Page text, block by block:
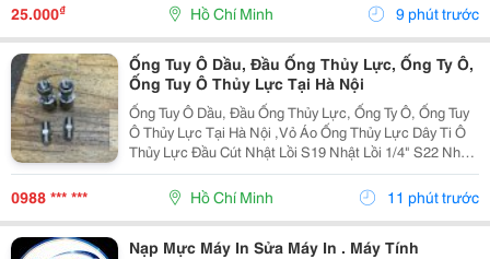
25.000₫ Hồ Chí Minh 9 phút trước
Ống Tuy Ô Dầu, Đầu Ống Thủy Lực, Ống Ty Ô,
Ống Tuy Ô Thủy Lực Tại Hà Nội
Ống Tuy Ô Dầu, Đầu Ống Thủy Lực, Ống Ty Ô, Ống Tuy
Ô Thủy Lực Tại Hà Nội ,Vỏ Áo Ống Thủy Lực Dây Ti Ô
Thủy Lực Đầu Cút Nhật Lồi S19 Nhật Lồi 1/4" S22 Nhật
Lồi 3/8" S27 Nhật Lồi 1/2" S36 Nhật Lồi 3/4" S41 Nhật...
0988 *** *** Hồ Chí Minh 11 phút trước
Nạp Mực Máy In Sửa Máy In . Máy Tính